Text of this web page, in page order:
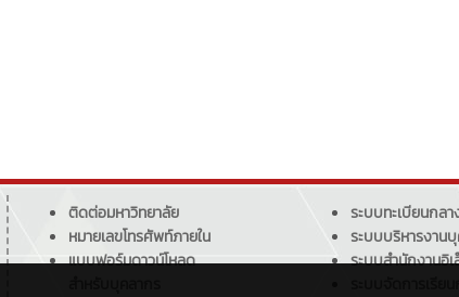
ติดต่อมหาวิทยาลัย
หมายเลขโทรศัพท์ภายใน
แบบฟอร์มดาวน์โหลด
ระบบทะเบียนกลา
ระบบบริหารงาน
ระบบสำนักงานอิ